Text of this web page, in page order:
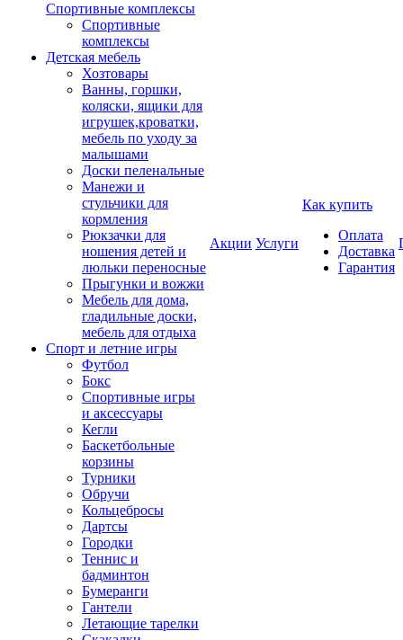
Спортивные комплексы
Спортивные
комплексы
Детская мебель
Хозтовары
Ванны, горшки,
коляски, ящики для
игрушек,кроватки,
мебель по уходу за
малышами
Доски пеленальные
Манежи и
стульчики для
кормления
Рюкзачки для
ношения детей и
люльки переносные
Прыгунки и вожжи
Мебель для дома,
гладильные доски,
мебель для отдыха
Спорт и летние игры
Футбол
Бокс
Спортивные игры
и аксессуары
Кегли
Баскетбольные
корзины
Турники
Обручи
Кольцебросы
Дартсы
Городки
Теннис и
бадминтон
Бумеранги
Гантели
Летающие тарелки
Акции Услуги
Как купить
Оплата
Доставка
Гарантия